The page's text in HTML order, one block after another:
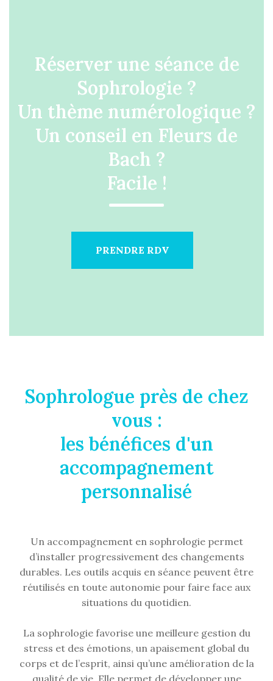
Réserver une séance de
Sophrologie ?
Un thème numérologique ?
Un conseil en Fleurs de
Bach ?
Facile !
PRENDRE RDV
Sophrologue près de chez
vous :
les bénéfices d'un
accompagnement
personnalisé
Un accompagnement en sophrologie permet
d’installer progressivement des changements
durables. Les outils acquis en séance peuvent être
réutilisés en toute autonomie pour faire face aux
situations du quotidien.
La sophrologie favorise une meilleure gestion du
stress et des émotions, un apaisement global du
corps et de l’esprit, ainsi qu’une amélioration de la
qualité de vie. Elle permet de développer une